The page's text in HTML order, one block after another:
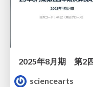
2025年8月期 第2
sciencearts